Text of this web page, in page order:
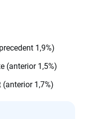
1,9%)
(anterior 1,5%)
1,7%)